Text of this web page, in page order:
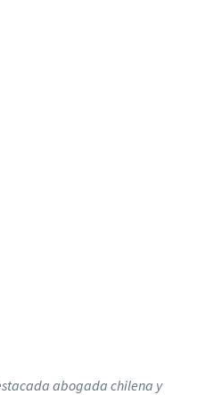
abogada chilena y